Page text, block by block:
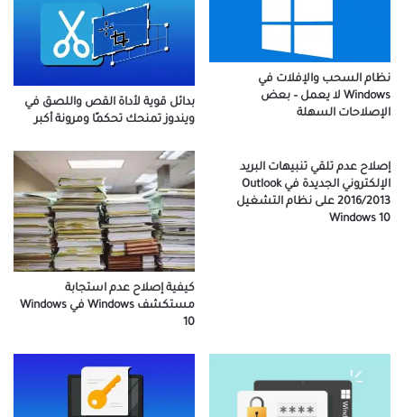
نظام السحب والإفلات في
Windows لا يعمل – بعض
الإصلاحات السهلة
بدائل قوية لأداة القص واللصق في
ويندوز تمنحك تحكمًا ومرونة أكبر
إصلاح عدم تلقي تنبيهات البريد
الإلكتروني الجديدة في Outlook
2016/2013 على نظام التشغيل
Windows 10
كيفية إصلاح عدم استجابة
مستكشف Windows في Windows
10